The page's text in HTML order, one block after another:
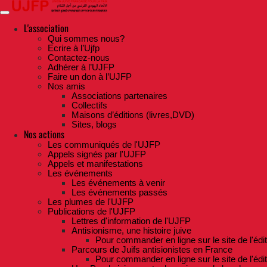
Skip
to
contentL'association
Qui sommes nous?
Ecrire à l’Ujfp
Contactez-nous
Adhérer à l’UJFP
Faire un don à l’UJFP
Nos amis
Associations partenaires
Collectifs
Maisons d’éditions (livres,DVD)
Sites, blogs
Nos actions
Les communiqués de l'UJFP
Appels signés par l'UJFP
Appels et manifestations
Les événements
Les événements à venir
Les événements passés
Les plumes de l'UJFP
Publications de l'UJFP
Lettres d'information de l'UJFP
Antisionisme, une histoire juive
Pour commander en ligne sur le site de
Parcours de Juifs antisionistes en France
Pour commander en ligne sur le site de